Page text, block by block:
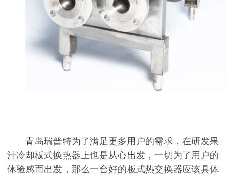
青岛瑞普特为了满足更多用户的需求，在研发果
汁冷却板式换热器上也是从心出发，一切为了用户的
体验感而出发，那么一台好的板式热交换器应该具体